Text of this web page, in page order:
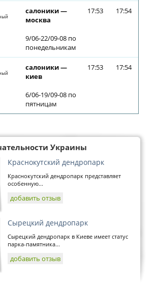
салоники —
москва
9/06-22/09-08 по
понедельникам
17:53 17:54
салоники —
киев
6/06-19/09-08 по
пятницам
17:53 17:54
Украины
Краснокутский дендропарк
Краснокутский дендропарк представляет
особенную...
добавить отзыв
Сырецкий дендропарк
Сырецкий дендропарк в Киеве имеет статус
парка-памятника...
добавить отзыв